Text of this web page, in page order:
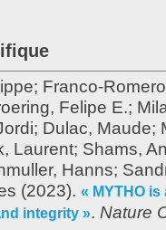
; Franco-
Felipe E.;
; Dulac, Maude;
Laurent; Shams,
Hanns;
(2023). « MYTHO
integrity ». Nature